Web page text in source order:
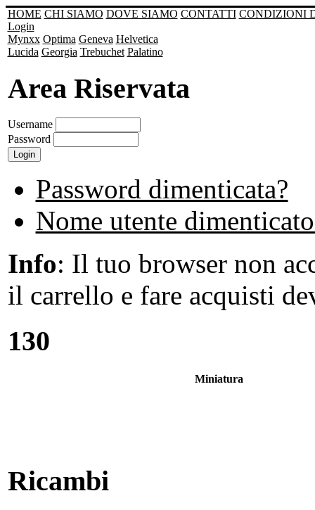
HOME CHI SIAMO DOVE SIAMO CONTATTI CONDIZIONI
Login
Mynxx Optima Geneva Helvetica
Lucida Georgia Trebuchet Palatino
Area Riservata
Username
Password
Password dimenticata?
Nome utente
Info: Il tuo browser non
il carrello e fare acquisti
130
Miniatura
Ricambi